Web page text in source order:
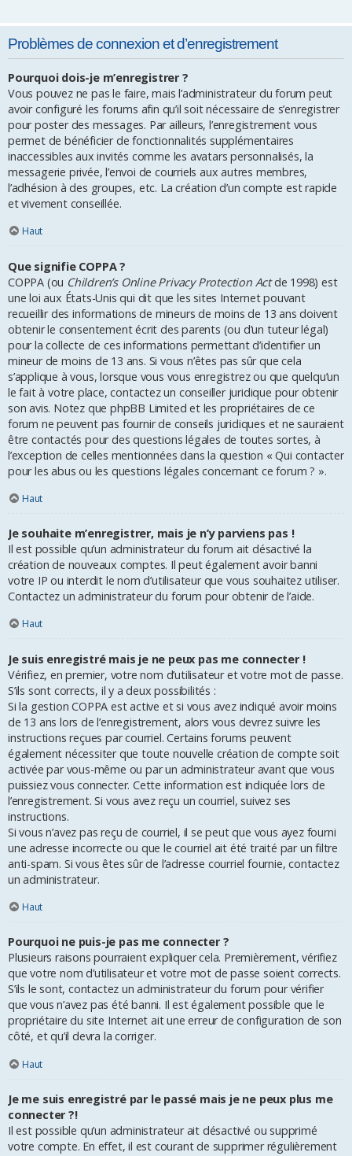
Problèmes de connexion et d’enregistrement
Pourquoi dois-je m’enregistrer ?
Vous pouvez ne pas le faire, mais l’administrateur du forum peut
avoir configuré les forums afin qu’il soit nécessaire de s’enregistrer
pour poster des messages. Par ailleurs, l’enregistrement vous
permet de bénéficier de fonctionnalités supplémentaires
inaccessibles aux invités comme les avatars personnalisés, la
messagerie privée, l’envoi de courriels aux autres membres,
l’adhésion à des groupes, etc. La création d’un compte est rapide
et vivement conseillée.
Haut
Que signifie COPPA ?
COPPA (ou Children’s Online Privacy Protection Actde 1998) est
une loi aux États-Unis qui dit que les sites Internet pouvant
recueillir des informations de mineurs de moins de 13 ans doivent
obtenir le consentement écrit des parents (ou d’un tuteur légal)
pour la collecte de ces informations permettant d’identifier un
mineur de moins de 13 ans. Si vous n’êtes pas sûr que cela
s’applique à vous, lorsque vous vous enregistrez ou que quelqu’un
le fait à votre place, contactez un conseiller juridique pour obtenir
son avis. Notez que phpBB Limited et les propriétaires de ce
forum ne peuvent pas fournir de conseils juridiques et ne sauraient
être contactés pour des questions légales de toutes sortes, à
l’exception de celles mentionnées dans la question « Qui contacter
pour les abus ou les questions légales concernant ce forum ? ».
Haut
Je souhaite m’enregistrer, mais je n’y parviens pas !
Il est possible qu’un administrateur du forum ait désactivé la
création de nouveaux comptes. Il peut également avoir banni
votre IP ou interdit le nom d’utilisateur que vous souhaitez utiliser.
Contactez un administrateur du forum pour obtenir de l’aide.
Haut
Je suis enregistré mais je ne peux pas me connecter !
Vérifiez, en premier, votre nom d’utilisateur et votre mot de passe.
S’ils sont corrects, il y a deux possibilités :
Si la gestion COPPA est active et si vous avez indiqué avoir moins
de 13 ans lors de l’enregistrement, alors vous devrez suivre les
instructions reçues par courriel. Certains forums peuvent
également nécessiter que toute nouvelle création de compte soit
activée par vous-même ou par un administrateur avant que vous
puissiez vous connecter. Cette information est indiquée lors de
l’enregistrement. Si vous avez reçu un courriel, suivez ses
instructions.
Si vous n’avez pas reçu de courriel, il se peut que vous ayez fourni
une adresse incorrecte ou que le courriel ait été traité par un filtre
anti-spam. Si vous êtes sûr de l’adresse courriel fournie, contactez
un administrateur.
Haut
Pourquoi ne puis-je pas me connecter ?
Plusieurs raisons pourraient expliquer cela. Premièrement, vérifiez
que votre nom d’utilisateur et votre mot de passe soient corrects.
S’ils le sont, contactez un administrateur du forum pour vérifier
que vous n’avez pas été banni. Il est également possible que le
propriétaire du site Internet ait une erreur de configuration de son
côté, et qu’il devra la corriger.
Haut
Je me suis enregistré par le passé mais je ne peux plus me
connecter ?!
Il est possible qu’un administrateur ait désactivé ou supprimé
votre compte. En effet, il est courant de supprimer régulièrement